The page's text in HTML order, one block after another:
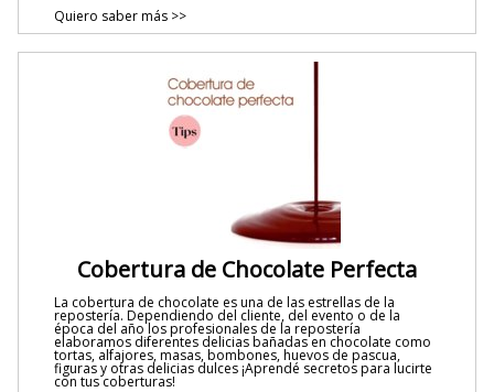
Quiero saber más >>
Cobertura de Chocolate Perfecta
La cobertura de chocolate es una de las estrellas de la
repostería. Dependiendo del cliente, del evento o de la
época del año los profesionales de la repostería
elaboramos diferentes delicias bañadas en chocolate como
tortas, alfajores, masas, bombones, huevos de pascua,
figuras y otras delicias dulces ¡Aprendé secretos para lucirte
con tus coberturas!